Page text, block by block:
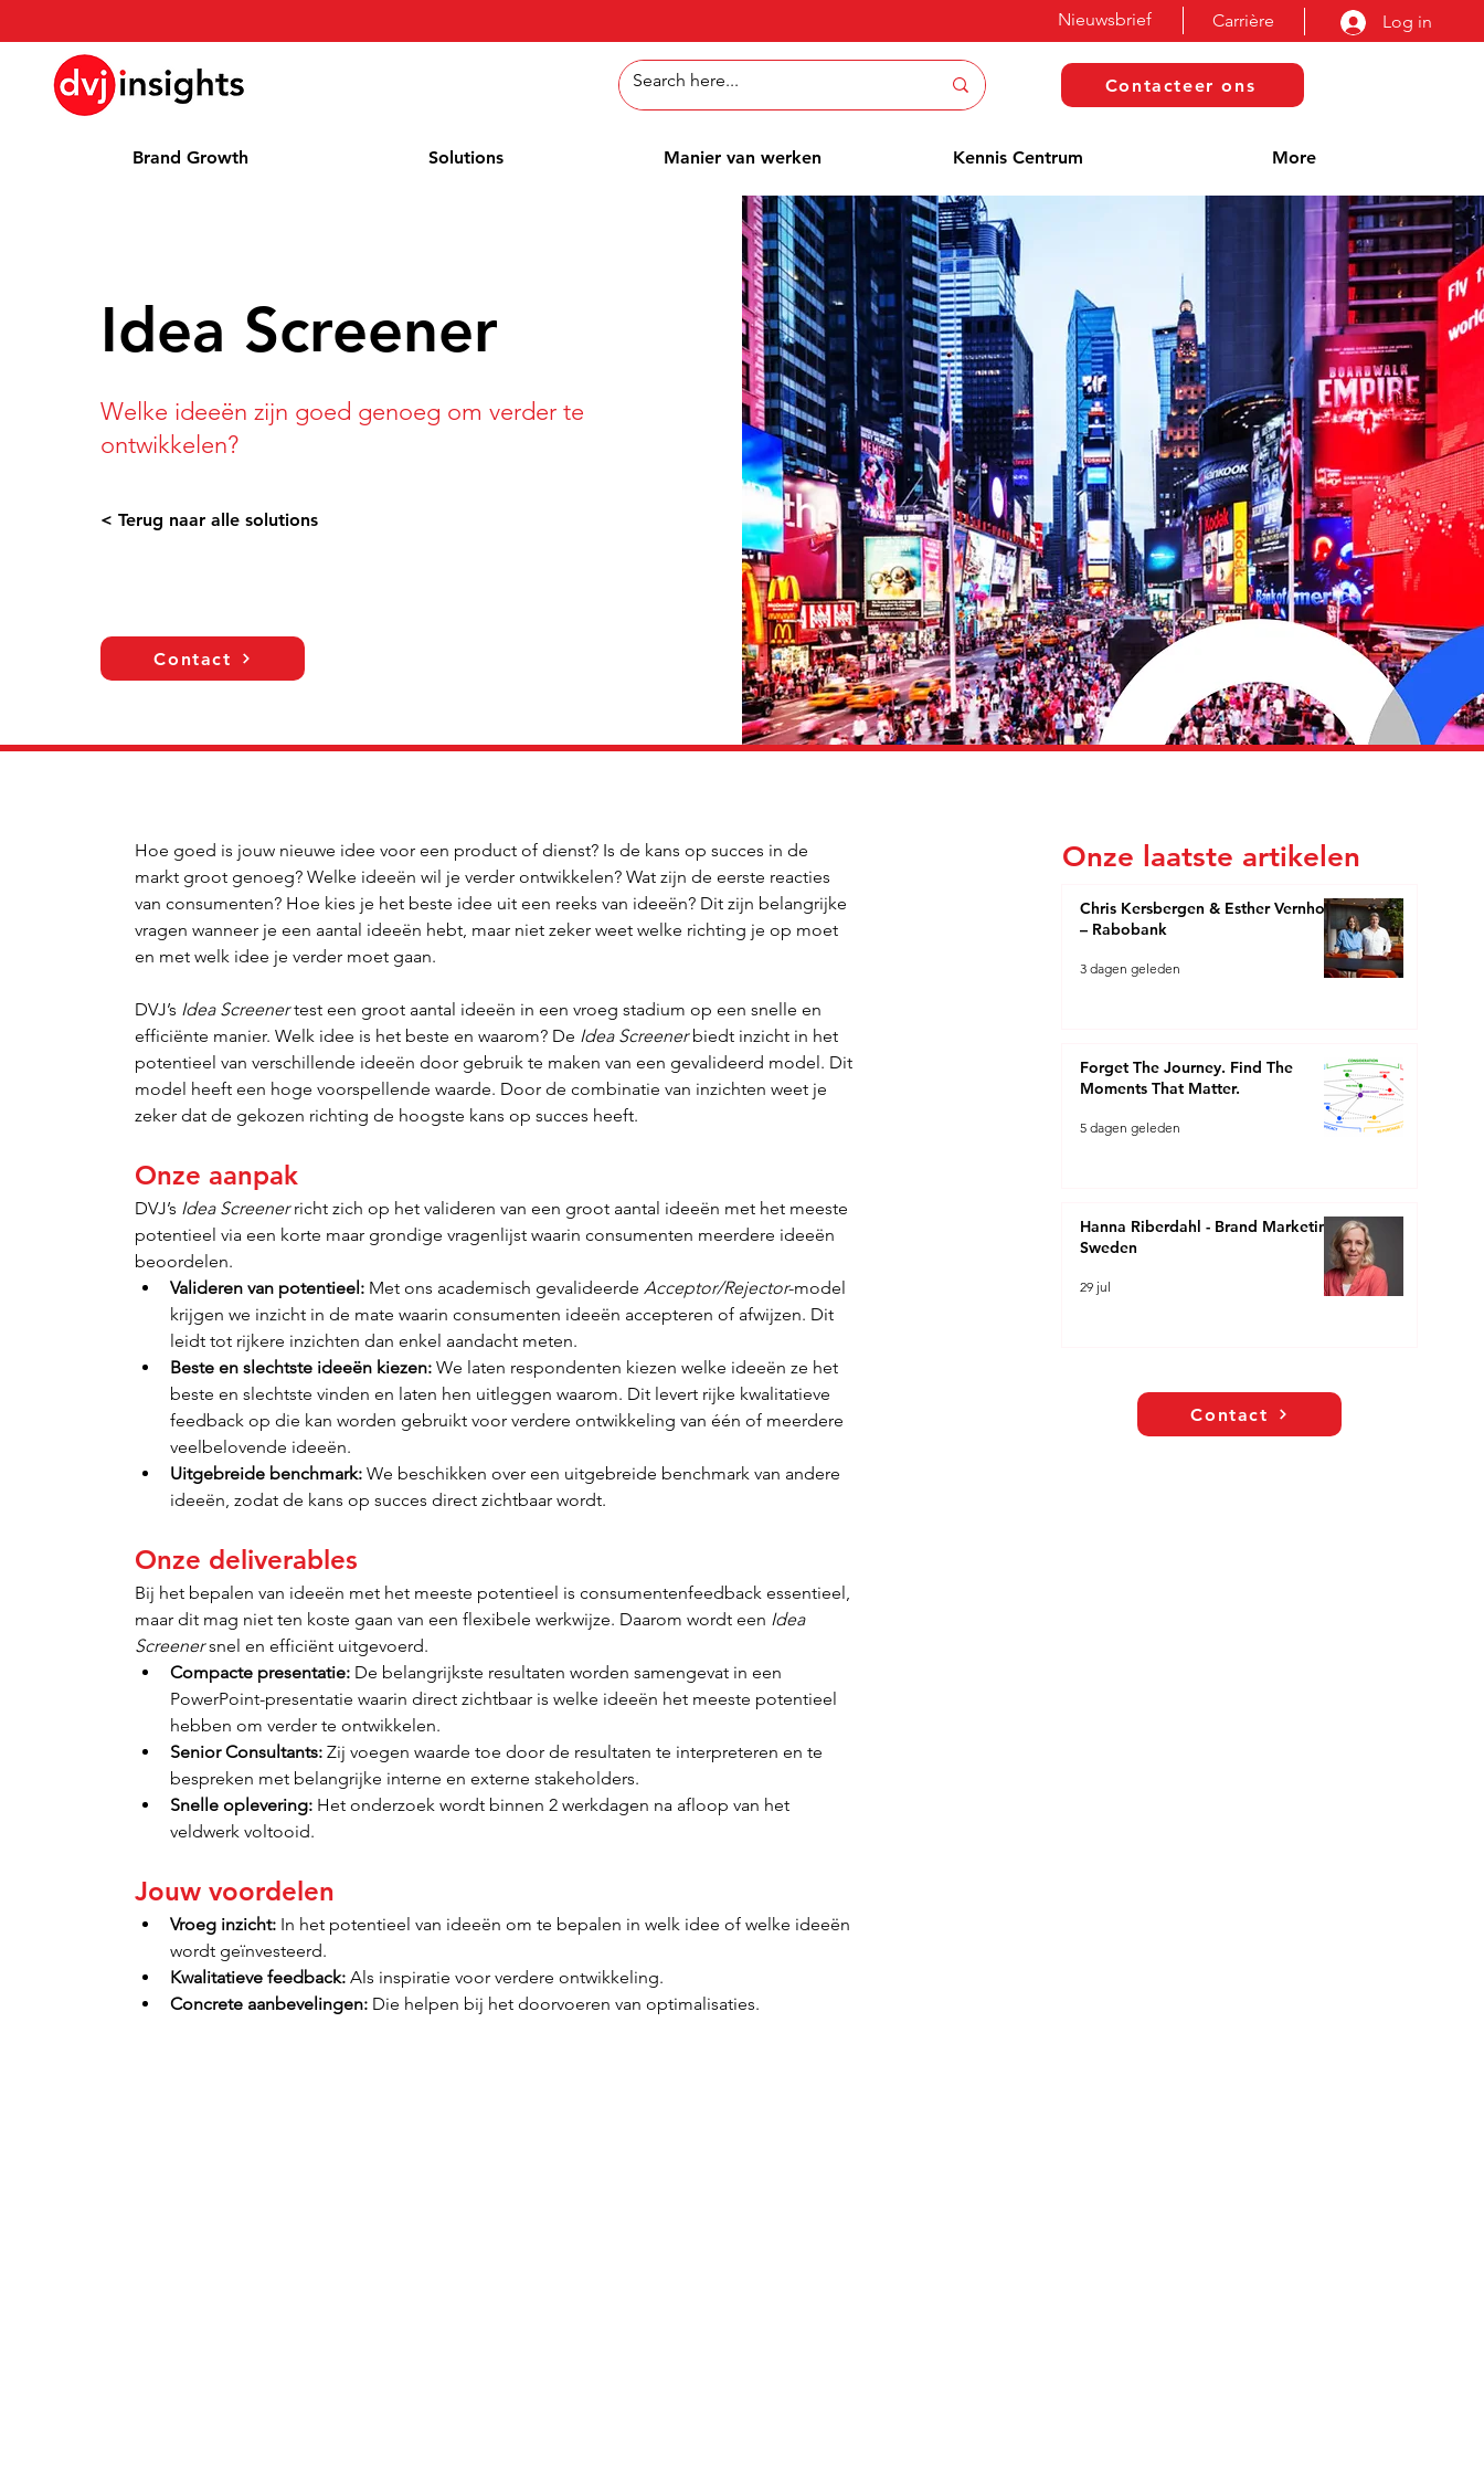
Carrière Log in
Nieuwsbrief
Contacteer ons
Brand Growth Solutions Manier van werken Kennis Centrum More
Idea Screener
Welke ideeën zijn goed genoeg om verder te
ontwikkelen?
< Terug naar alle solutions
Contact
Hoe goed is jouw nieuwe idee voor een product of dienst? Is de kans op succes in de
markt groot genoeg? Welke ideeën wil je verder ontwikkelen? Wat zijn de eerste reacties
van consumenten? Hoe kies je het beste idee uit een reeks van ideeën? Dit zijn belangrijke
vragen wanneer je een aantal ideeën hebt, maar niet zeker weet welke richting je op moet
en met welk idee je verder moet gaan.
DVJ’s Idea Screener test een groot aantal ideeën in een vroeg stadium op een snelle en
efficiënte manier. Welk idee is het beste en waarom? De Idea Screener biedt inzicht in het
potentieel van verschillende ideeën door gebruik te maken van een gevalideerd model. Dit
model heeft een hoge voorspellende waarde. Door de combinatie van inzichten weet je
zeker dat de gekozen richting de hoogste kans op succes heeft.
Onze aanpak
DVJ’s Idea Screener richt zich op het valideren van een groot aantal ideeën met het meeste
potentieel via een korte maar grondige vragenlijst waarin consumenten meerdere ideeën
beoordelen.
Valideren van potentieel: Met ons academisch gevalideerde Acceptor/Rejector-model
krijgen we inzicht in de mate waarin consumenten ideeën accepteren of afwijzen. Dit
leidt tot rijkere inzichten dan enkel aandacht meten.
Beste en slechtste ideeën kiezen: We laten respondenten kiezen welke ideeën ze het
beste en slechtste vinden en laten hen uitleggen waarom. Dit levert rijke kwalitatieve
feedback op die kan worden gebruikt voor verdere ontwikkeling van één of meerdere
veelbelovende ideeën.
Uitgebreide benchmark: We beschikken over een uitgebreide benchmark van andere
ideeën, zodat de kans op succes direct zichtbaar wordt.
Onze deliverables
Bij het bepalen van ideeën met het meeste potentieel is consumentenfeedback essentieel,
maar dit mag niet ten koste gaan van een flexibele werkwijze. Daarom wordt een Idea
Screener snel en efficiënt uitgevoerd.
Compacte presentatie: De belangrijkste resultaten worden samengevat in een
PowerPoint-presentatie waarin direct zichtbaar is welke ideeën het meeste potentieel
hebben om verder te ontwikkelen.
Senior Consultants: Zij voegen waarde toe door de resultaten te interpreteren en te
bespreken met belangrijke interne en externe stakeholders.
Snelle oplevering: Het onderzoek wordt binnen 2 werkdagen na afloop van het
veldwerk voltooid.
Jouw voordelen
Vroeg inzicht: In het potentieel van ideeën om te bepalen in welk idee of welke ideeën
wordt geïnvesteerd.
Kwalitatieve feedback: Als inspiratie voor verdere ontwikkeling.
Concrete aanbevelingen: Die helpen bij het doorvoeren van optimalisaties.
Onze laatste artikelen
Chris Kersbergen & Esther Vernhout
– Rabobank
3 dagen geleden
Forget The Journey. Find The
Moments That Matter.
5 dagen geleden
Hanna Riberdahl - Brand Marketing
Sweden
29 jul
Contact